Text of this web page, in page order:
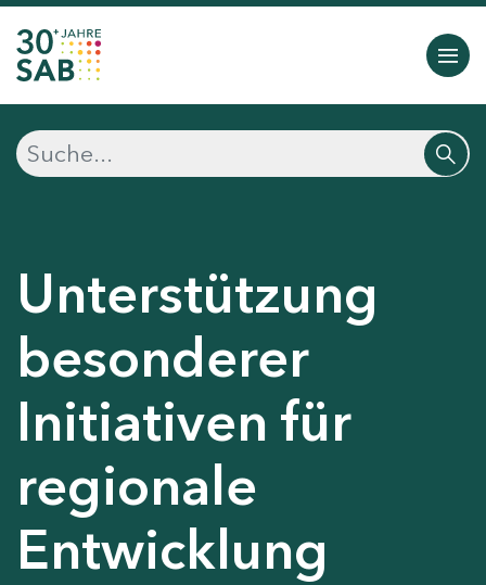
Unterstützung
besonderer
Initiativen für
regionale
Entwicklung